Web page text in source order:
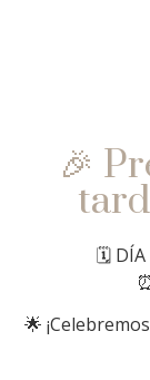
🎉
🗓️ DÍA
🌟